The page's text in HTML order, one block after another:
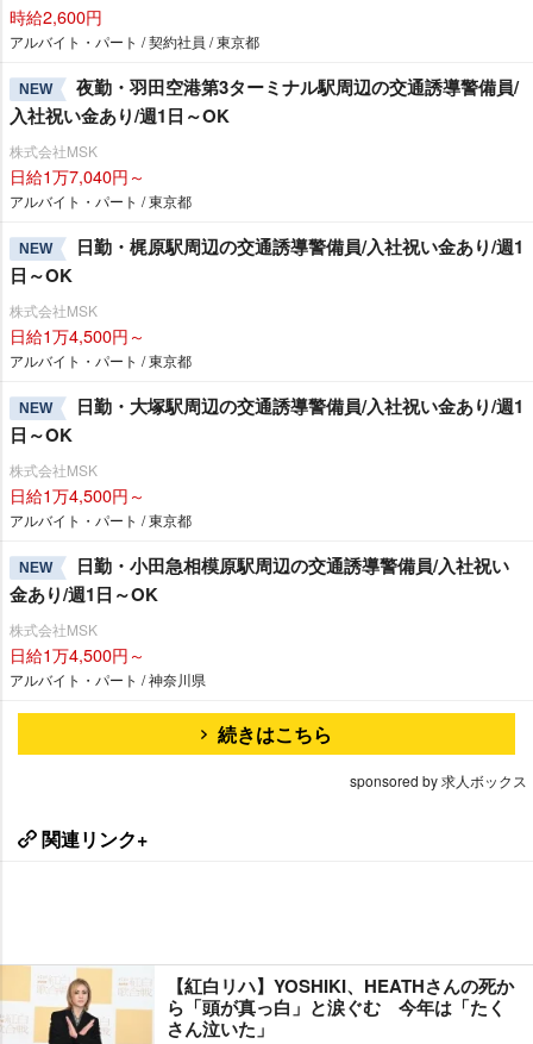
時給2,600円
アルバイト・パート / 契約社員 / 東京都
NEW
夜勤・羽田空港第3ターミナル駅周辺の交通誘導警備員/
入社祝い金あり/週1日～OK
株式会社MSK
日給1万7,040円～
アルバイト・パート / 東京都
NEW
日勤・梶原駅周辺の交通誘導警備員/入社祝い金あり/週1
日～OK
株式会社MSK
日給1万4,500円～
アルバイト・パート / 東京都
NEW
日勤・大塚駅周辺の交通誘導警備員/入社祝い金あり/週1
日～OK
株式会社MSK
日給1万4,500円～
アルバイト・パート / 東京都
NEW
日勤・小田急相模原駅周辺の交通誘導警備員/入社祝い
金あり/週1日～OK
株式会社MSK
日給1万4,500円～
アルバイト・パート / 神奈川県
続きはこちら
sponsored by 求人ボックス
関連リンク+
【紅白リハ】YOSHIKI、HEATHさんの死か
ら「頭が真っ白」と涙ぐむ 今年は「たく
さん泣いた」